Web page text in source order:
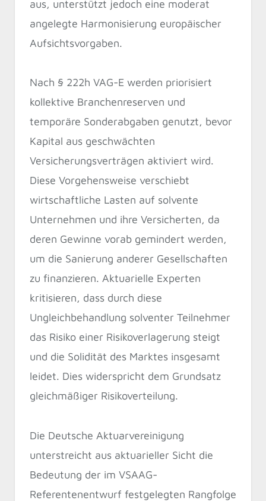
aus, unterstützt jedoch eine moderat
angelegte Harmonisierung europäischer
Aufsichtsvorgaben.
Nach § 222h VAG-E werden priorisiert
kollektive Branchenreserven und
temporäre Sonderabgaben genutzt, bevor
Kapital aus geschwächten
Versicherungsverträgen aktiviert wird.
Diese Vorgehensweise verschiebt
wirtschaftliche Lasten auf solvente
Unternehmen und ihre Versicherten, da
deren Gewinne vorab gemindert werden,
um die Sanierung anderer Gesellschaften
zu finanzieren. Aktuarielle Experten
kritisieren, dass durch diese
Ungleichbehandlung solventer Teilnehmer
das Risiko einer Risikoverlagerung steigt
und die Solidität des Marktes insgesamt
leidet. Dies widerspricht dem Grundsatz
gleichmäßiger Risikoverteilung.
Die Deutsche Aktuarvereinigung
unterstreicht aus aktuarieller Sicht die
Bedeutung der im VSAAG-
Referentenentwurf festgelegten Rangfolge